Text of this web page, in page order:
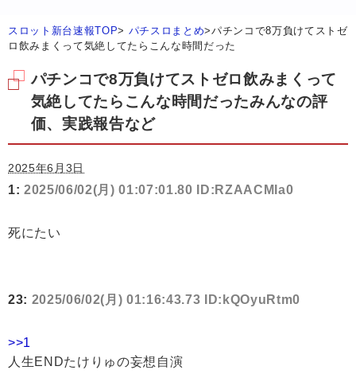
スロット新台速報TOP> パチスロまとめ>パチンコで8万負けてストゼ
ロ飲みまくって気絶してたらこんな時間だった
パチンコで8万負けてストゼロ飲みまくって
気絶してたらこんな時間だったみんなの評
価、実践報告など
2025年6月3日
1: 2025/06/02(月) 01:07:01.80 ID:RZAACMIa0
死にたい
23: 2025/06/02(月) 01:16:43.73 ID:kQOyuRtm0
>>1
人生ENDたけりゅの妄想自演